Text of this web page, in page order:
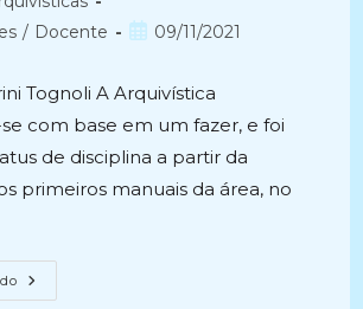
/ Docente
Post09/11/2021
Tognoli A Arquivística
com base em um fazer, e foi
de disciplina a partir da
primeiros manuais da área, no
A
CONTRIBUIÇÃO